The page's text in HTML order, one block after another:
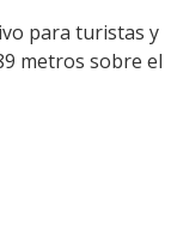
para turistas y
metros sobre el